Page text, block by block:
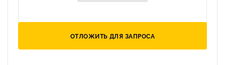
ОТЛОЖИТЬ ДЛЯ ЗАПРОСА